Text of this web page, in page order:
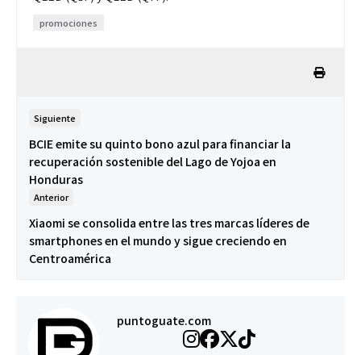
promociones
Siguiente
BCIE emite su quinto bono azul para financiar la
recuperación sostenible del Lago de Yojoa en
Honduras
Anterior
Xiaomi se consolida entre las tres marcas líderes de
smartphones en el mundo y sigue creciendo en
Centroamérica
puntoguate.com